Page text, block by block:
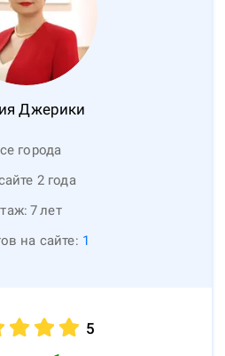
Джерики
города
2 года
7лет
на сайте: 1
5